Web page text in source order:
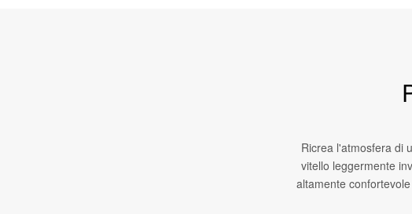
Ricrea l'atmosfera di
vitello leggermente
altamente